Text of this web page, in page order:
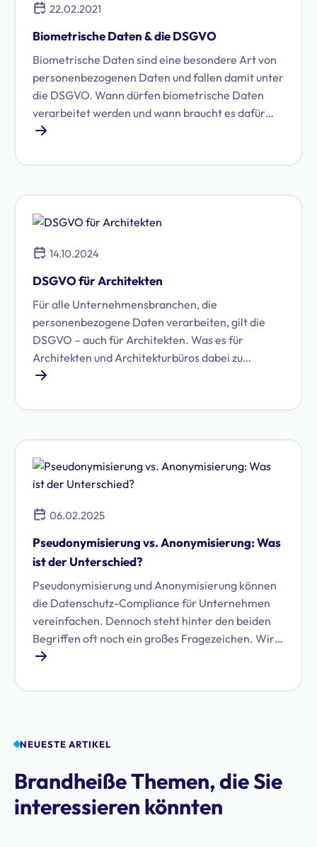
22.02.2021
Biometrische Daten & die DSGVO
Biometrische Daten sind eine besondere Art von
personenbezogenen Daten und fallen damit unter
die DSGVO. Wann dürfen biometrische Daten
verarbeitet werden und wann braucht es dafür
eine Einwilligung?
14.10.2024
DSGVO für Architekten
Für alle Unternehmensbranchen, die
personenbezogene Daten verarbeiten, gilt die
DSGVO – auch für Architekten. Was es für
Architekten und Architekturbüros dabei zu
beachten gibt, erklären wir Ihnen hier.
06.02.2025
Pseudonymisierung vs. Anonymisierung: Was
ist der Unterschied?
Pseudonymisierung und Anonymisierung können
die Datenschutz-Compliance für Unternehmen
vereinfachen. Dennoch steht hinter den beiden
Begriffen oft noch ein großes Fragezeichen. Wir
klären auf.
NEUESTE ARTIKEL
Brandheiße Themen, die Sie
interessieren könnten